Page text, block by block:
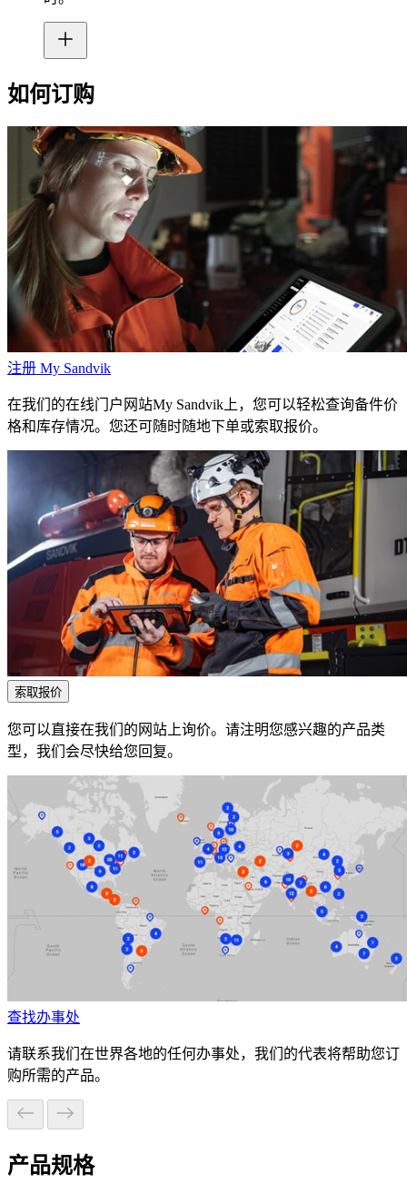
如何订购
注册 My Sandvik
在我们的在线门户网站My Sandvik上，您可以轻松查询备件价
格和库存情况。您还可随时随地下单或索取报价。
索取报价
您可以直接在我们的网站上询价。请注明您感兴趣的产品类
型，我们会尽快给您回复。
查找办事处
请联系我们在世界各地的任何办事处，我们的代表将帮助您订
购所需的产品。
产品规格